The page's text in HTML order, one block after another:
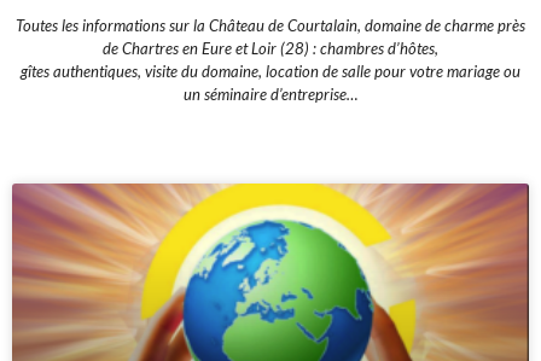
Toutes les informations sur la Château de Courtalain, domaine de charme près
de Chartres en Eure et Loir (28) : chambres d’hôtes,
gîtes authentiques, visite du domaine, location de salle pour votre mariage ou
un séminaire d’entreprise…